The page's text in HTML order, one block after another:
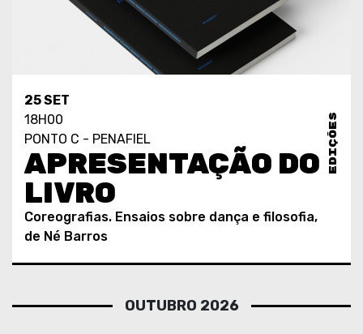
25 SET
18H00
PONTO C - PENAFIEL
APRESENTAÇÃO DO
LIVRO
Coreografias. Ensaios sobre dança e filosofia,
de Né Barros
EDIÇÕES
OUTUBRO 2026